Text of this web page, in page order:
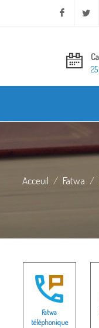
Facebook
Acceuil Fatwa
Fatwa
téléphonique